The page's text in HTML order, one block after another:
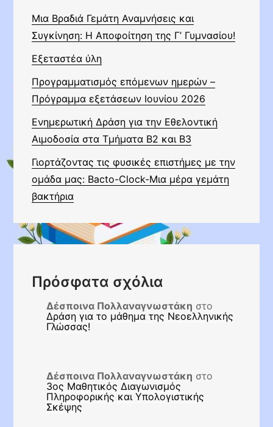
Μια Βραδιά Γεμάτη Αναμνήσεις και
Συγκίνηση: Η Αποφοίτηση της Γ’ Γυμνασίου!
Εξεταστέα ύλη
Προγραμματισμός επόμενων ημερών –
Πρόγραμμα εξετάσεων Ιουνίου 2026
Ενημερωτική Δράση για την Εθελοντική
Αιμοδοσία στα Τμήματα Β2 και Β3
Γιορτάζοντας τις φυσικές επιστήμες με την
ομάδα μας: Bacto-Clock-Μια μέρα γεμάτη
βακτήρια
Πρόσφατα σχόλια
Δέσποινα Πολλαναγνωστάκη στο
Δράση για το μάθημα της Νεοελληνικής
Γλώσσας!
Δέσποινα Πολλαναγνωστάκη στο
3ος Μαθητικός Διαγωνισμός
Πληροφορικής και Υπολογιστικής
Σκέψης